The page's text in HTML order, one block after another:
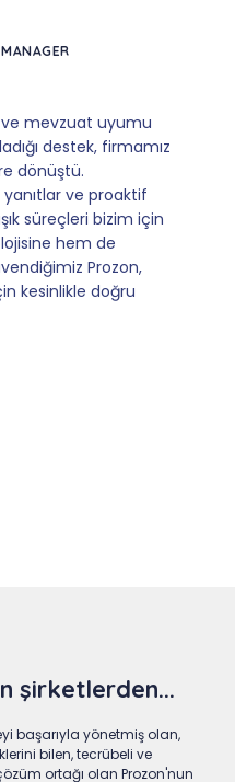
mevzuat uyumu
destek, firmamız
dönüştü.
yanıtlar ve proaktif
süreçleri bizim için
hem de
Prozon,
kesinlikle doğru
şirketlerden...
başarıyla yönetmiş olan,
bilen, tecrübeli ve
ortağı olan Prozon'nun